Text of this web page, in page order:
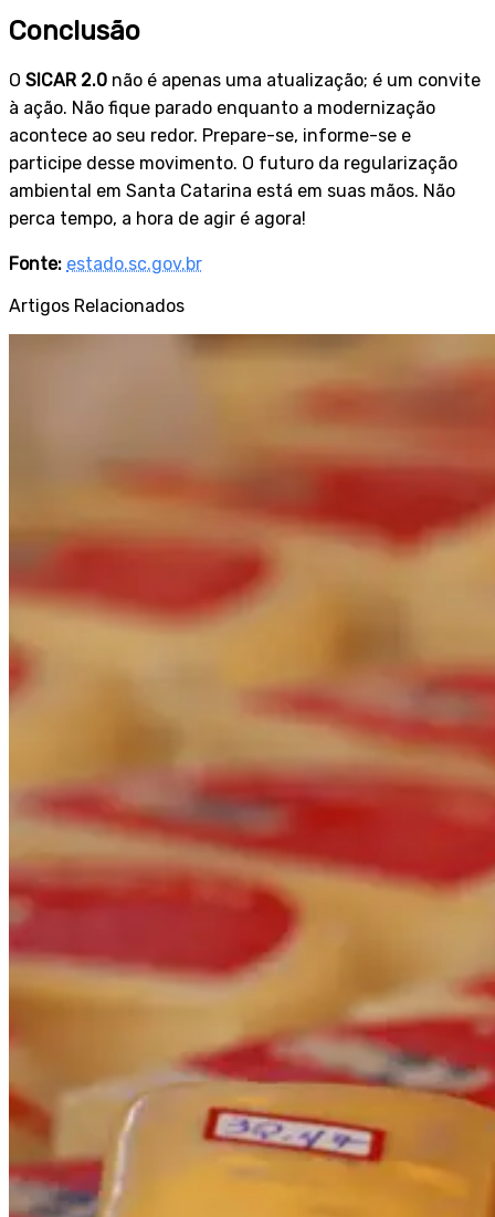
Conclusão
O SICAR 2.0 não é apenas uma atualização; é um convite
à ação. Não fique parado enquanto a modernização
acontece ao seu redor. Prepare-se, informe-se e
participe desse movimento. O futuro da regularização
ambiental em Santa Catarina está em suas mãos. Não
perca tempo, a hora de agir é agora!
Fonte: estado.sc.gov.br
Artigos Relacionados